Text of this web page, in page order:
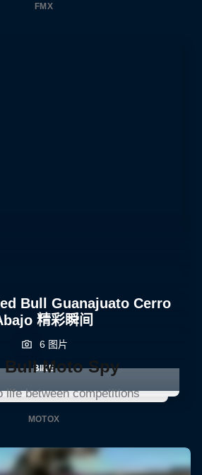
FMX
Bull Guanajuato Cerro
精彩瞬间
6 图片
BIKE
Bull Moto Spy
life between competitions
MOTOX